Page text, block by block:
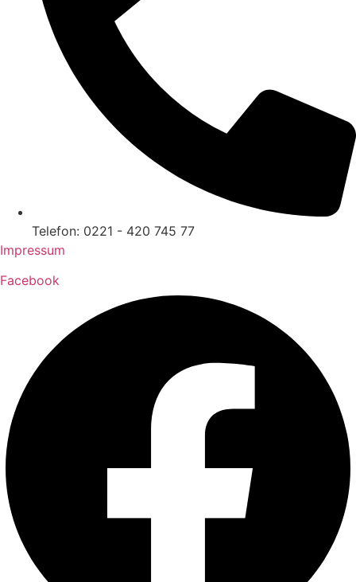
Telefon: 0221 - 420 745 77
Impressum
Facebook